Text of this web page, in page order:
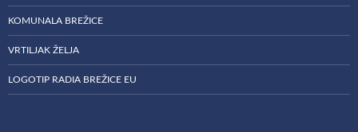
KOMUNALA BREŽICE
VRTILJAK ŽELJA
LOGOTIP RADIA BREŽICE EU